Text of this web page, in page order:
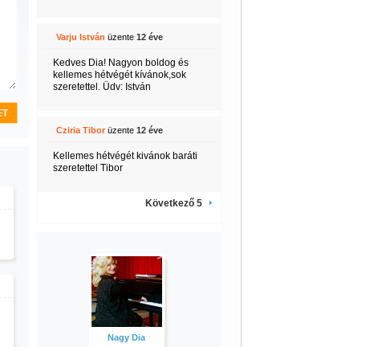
Varju István üzente 12 éve
Kedves Dia! Nagyon boldog és
kellemes hétvégét kívánok,sok
szeretettel. Üdv: István
Cziria Tiborüzente 12 éve
Kellemes hétvégét kivánok baráti
szeretettel Tibor
Következő 5
Nagy Dia